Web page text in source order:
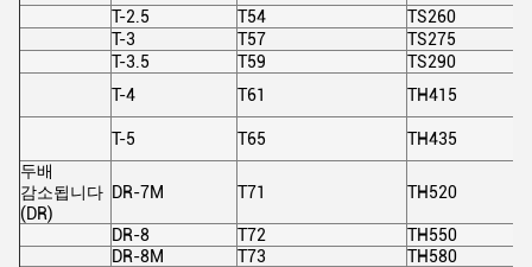
T-2.5 T54
TS260
T-3
T57
TS275
T-3.5
T59
TS290
T-4
T61 TH415
T-5 T65
TH435
두배
감소됩니다
(DR)
DR-7M T71 TH520
DR-8 T72
TH550
DR-8M
T73
TH580